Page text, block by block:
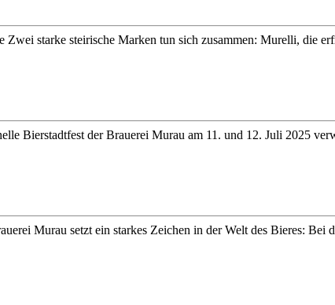
starke steirische Marken tun sich zusammen: Murelli, die
Bierstadtfest der Brauerei Murau am 11. und 12. Juli 2025
Murau setzt ein starkes Zeichen in der Welt des Bieres: Bei